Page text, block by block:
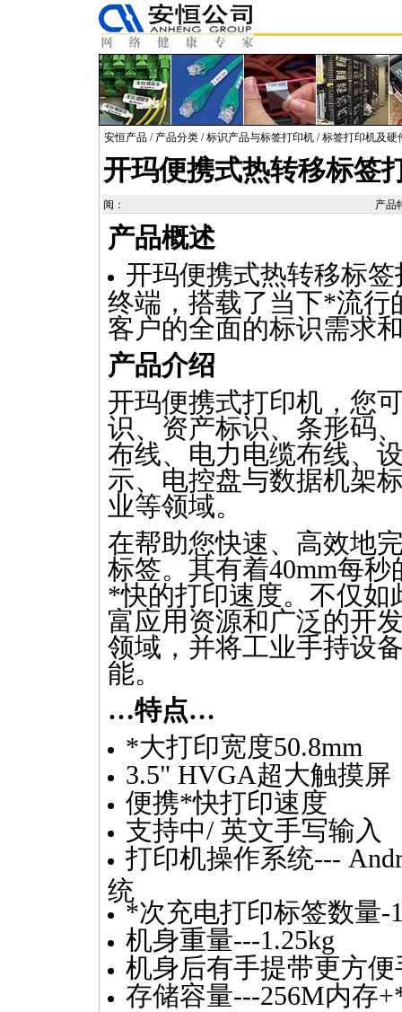
安恒产品 / 产品分类 /标识产品与标签打印机 /标签打印机及硬
开玛便携式热转移标签
阅： 产品
产品概述
开玛便携式热转移标
终端，搭载了当下*流行
客户的全面的标识需求
产品介绍
开玛便携式打印机，您
识、资产标识、条形码
布线、电力电缆布线、
示、电控盘与数据机架
业等领域。
在帮助您快速、高效地
标签。其有着40mm每
*快的打印速度。不仅如
富应用资源和广泛的开
领域，并将工业手持设
能。
…特点…
*大打印宽度50.8mm
3.5" HVGA超大触摸屏
便携*快打印速度
支持中/ 英文手写输入
打印机操作系统---
统
*次充电打印标签数量-
机身重量---1.25kg
机身后有手提带更方便
存储容量---256M内存+